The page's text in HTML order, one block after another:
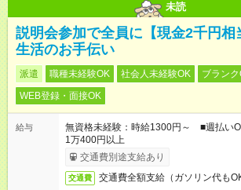
未読
説明会参加で全員に【現金2千円相
生活のお手伝い
派遣 職種未経験OK 社会人未経験OK
ブラン
WEB登録・面接OK
給与
無資格未経験：時給1300円～ ■週払
1万400円以上
交通費別途支給あり
交通費 交通費全額支給（ガソリン代も